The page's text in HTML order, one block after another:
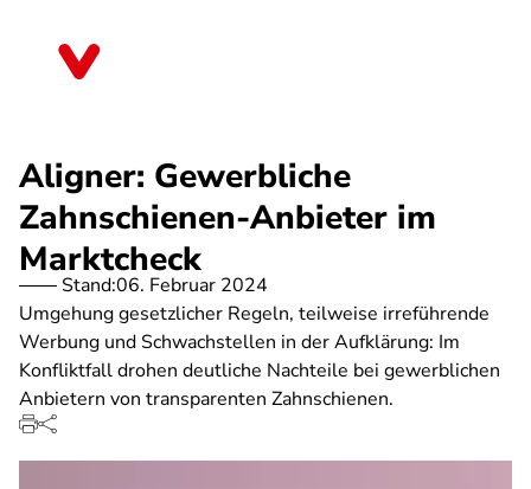
Aligner: Gewerbliche
Zahnschienen-Anbieter im
Marktcheck
Stand:06. Februar 2024
Umgehung gesetzlicher Regeln, teilweise irreführende
Werbung und Schwachstellen in der Aufklärung: Im
Konfliktfall drohen deutliche Nachteile bei gewerblichen
Anbietern von transparenten Zahnschienen.